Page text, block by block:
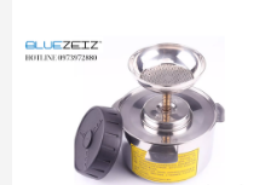
sử dụng, giúp cách ly rác
bên ngoài và hạn chế
chặn nguy cơ tự phát cháy
Vận hành rảnh tay:
Tích hợpbàn đạp chân